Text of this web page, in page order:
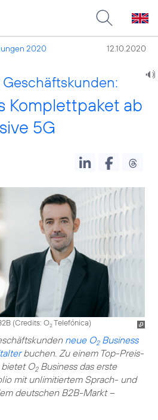
2020 12.10.2020
Komplettpaket ab
5G
(Credits: O2Telefónica)
neue O2Business
buchen. Zu einem Top-Preis-
O2Business das erste
mit unlimitiertem Sprach- und
deutschen B2B-Markt –